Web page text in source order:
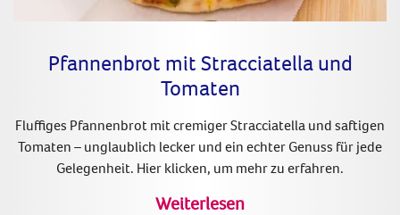
Pfannenbrot mit Stracciatella und
Tomaten
Fluffiges Pfannenbrot mit cremiger Stracciatella und saftigen
Tomaten – unglaublich lecker und ein echter Genuss für jede
Gelegenheit. Hier klicken, um mehr zu erfahren.
Weiterlesen